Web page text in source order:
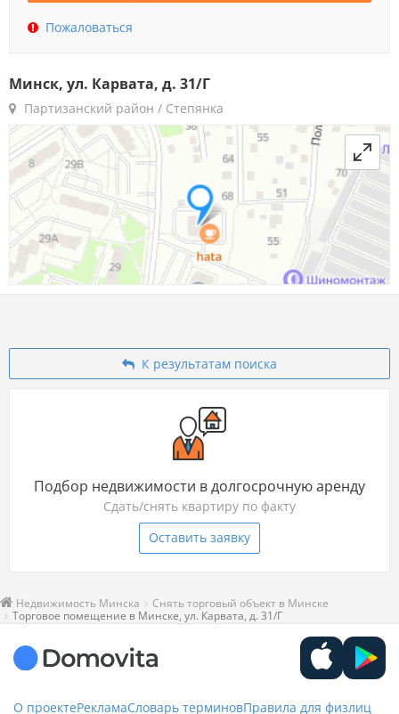
Пожаловаться
Минск, ул. Карвата, д. 31/Г
Партизанский район / Степянка
К результатам поиска
Подбор недвижимости в долгосрочную аренду
Сдать/снять квартиру по факту
Оставить заявку
Недвижимость Минска
Снять торговый объект в Минске
Торговое помещение в Минске, ул. Карвата, д. 31/Г
О проектеРекламаСловарь терминовПравила для физлиц